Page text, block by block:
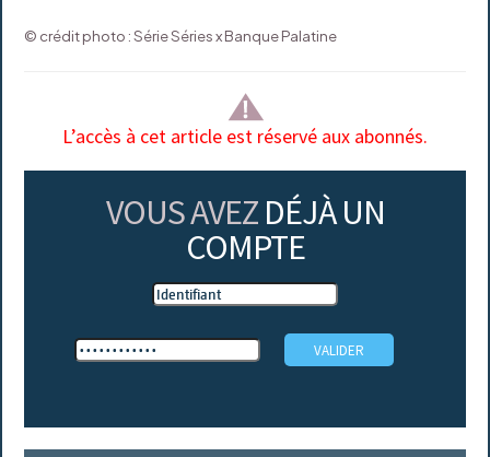
© crédit photo : Série Séries x Banque Palatine
L’accès à cet article est réservé aux abonnés.
VOUS AVEZ DÉJÀ UN
COMPTE